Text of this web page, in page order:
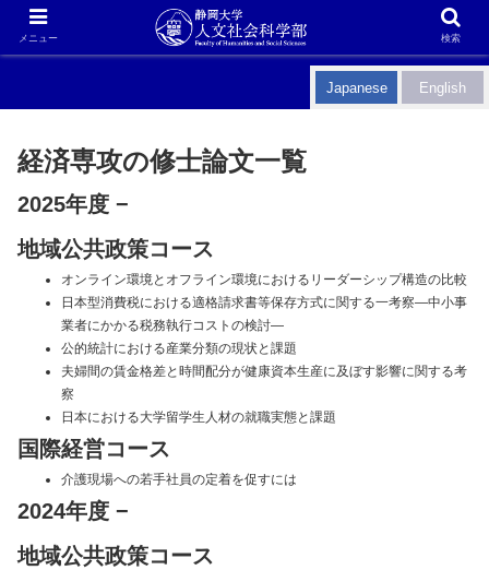
Japanese English
経済専攻の修士論文一覧
2025年度 −
地域公共政策コース
オンライン環境とオフライン環境におけるリーダーシップ構造の比較
日本型消費税における適格請求書等保存方式に関する一考察―中小事
業者にかかる税務執行コストの検討―
公的統計における産業分類の現状と課題
夫婦間の賃金格差と時間配分が健康資本生産に及ぼす影響に関する考
察
日本における大学留学生人材の就職実態と課題
国際経営コース
介護現場への若手社員の定着を促すには
2024年度 −
地域公共政策コース
メニュー 検索